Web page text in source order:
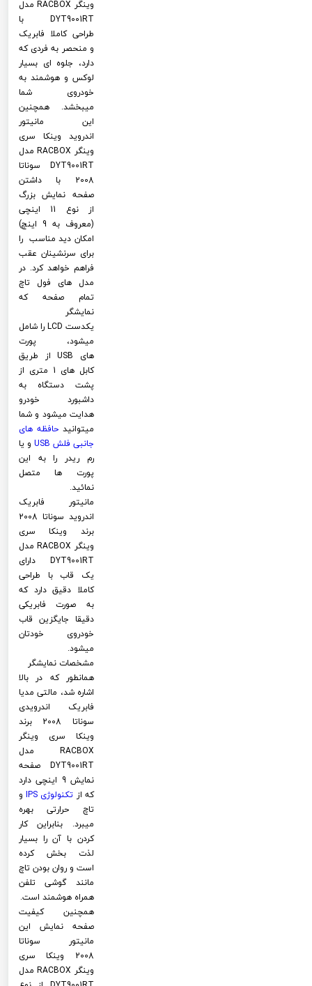
وینگر RACBOX مدل
DYT9001RT با
طراحی کاملا فابریک
و منحصر به فردی که
دارد، جلوه ای بسیار
لوکس و هوشمند به
خودروی شما
میبخشد. همچنین
این مانیتور
اندروید وینکا سری
وینگر RACBOX مدل
DYT9001RT سوناتا
2008 با داشتن
صفحه نمایش بزرگ
از نوع 11 اینچی
(معروف به 9 اینچ)
امکان دید مناسب را
برای سرنشینان عقب
فراهم خواهد کرد. در
مدل های فول تاچ
تمام صفحه که
نمایشگر
یکدست LCD را شامل
میشود، پورت
های USB از طریق
کابل های 1 متری از
پشت دستگاه به
داشبورد خودرو
هدایت میشود و شما
میتوانید حافظه های
جانبی فلش USB و یا
رم ریدر را به این
پورت ها متصل
نمائید.
مانیتور فابریک
اندروید سوناتا 2008
برند وینکا سری
وینگر RACBOX مدل
DYT9001RT دارای
یک قاب با طراحی
کاملا دقیق دارد که
به صورت فابریکی
دقیقا جایگزین قاب
خودروی خودتان
میشود.
مشخصات نمایشگر
همانطور که در بالا
اشاره شد، مالتی مدیا
فابریک اندرویدی
سوناتا 2008 برند
وینکا سری وینگر
RACBOX مدل
DYT9001RT صفحه
نمایش 9 اینچی دارد
که از تکنولوژی IPSو
تاچ حرارتی بهره
میبرد. بنابراین کار
کردن با آن را بسیار
لذت بخش کرده
است و روان بودن تاچ
مانند گوشی تلفن
همراه هوشمند است.
همچنین کیفیت
صفحه نمایش این
مانیتور سوناتا
2008 وینکا سری
وینگر RACBOX مدل